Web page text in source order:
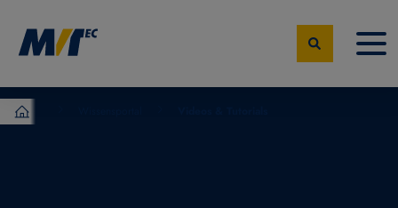
MVTec Software – Experten der industrielle